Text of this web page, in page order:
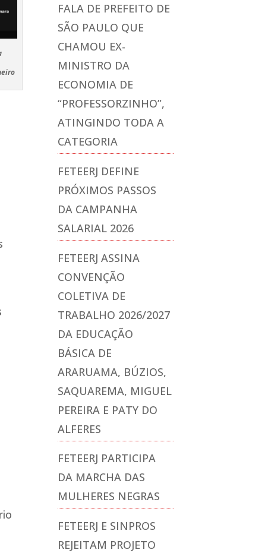
FALA DE PREFEITO DE
SÃO PAULO QUE
CHAMOU EX-
MINISTRO DA
ECONOMIA DE
“PROFESSORZINHO”,
ATINGINDO TODA A
CATEGORIA
FETEERJ DEFINE
PRÓXIMOS PASSOS
DA CAMPANHA
SALARIAL 2026
FETEERJ ASSINA
CONVENÇÃO
COLETIVA DE
TRABALHO 2026/2027
DA EDUCAÇÃO
BÁSICA DE
ARARUAMA, BÚZIOS,
SAQUAREMA, MIGUEL
PEREIRA E PATY DO
ALFERES
FETEERJ PARTICIPA
DA MARCHA DAS
MULHERES NEGRAS
FETEERJ E SINPROS
REJEITAM PROJETO